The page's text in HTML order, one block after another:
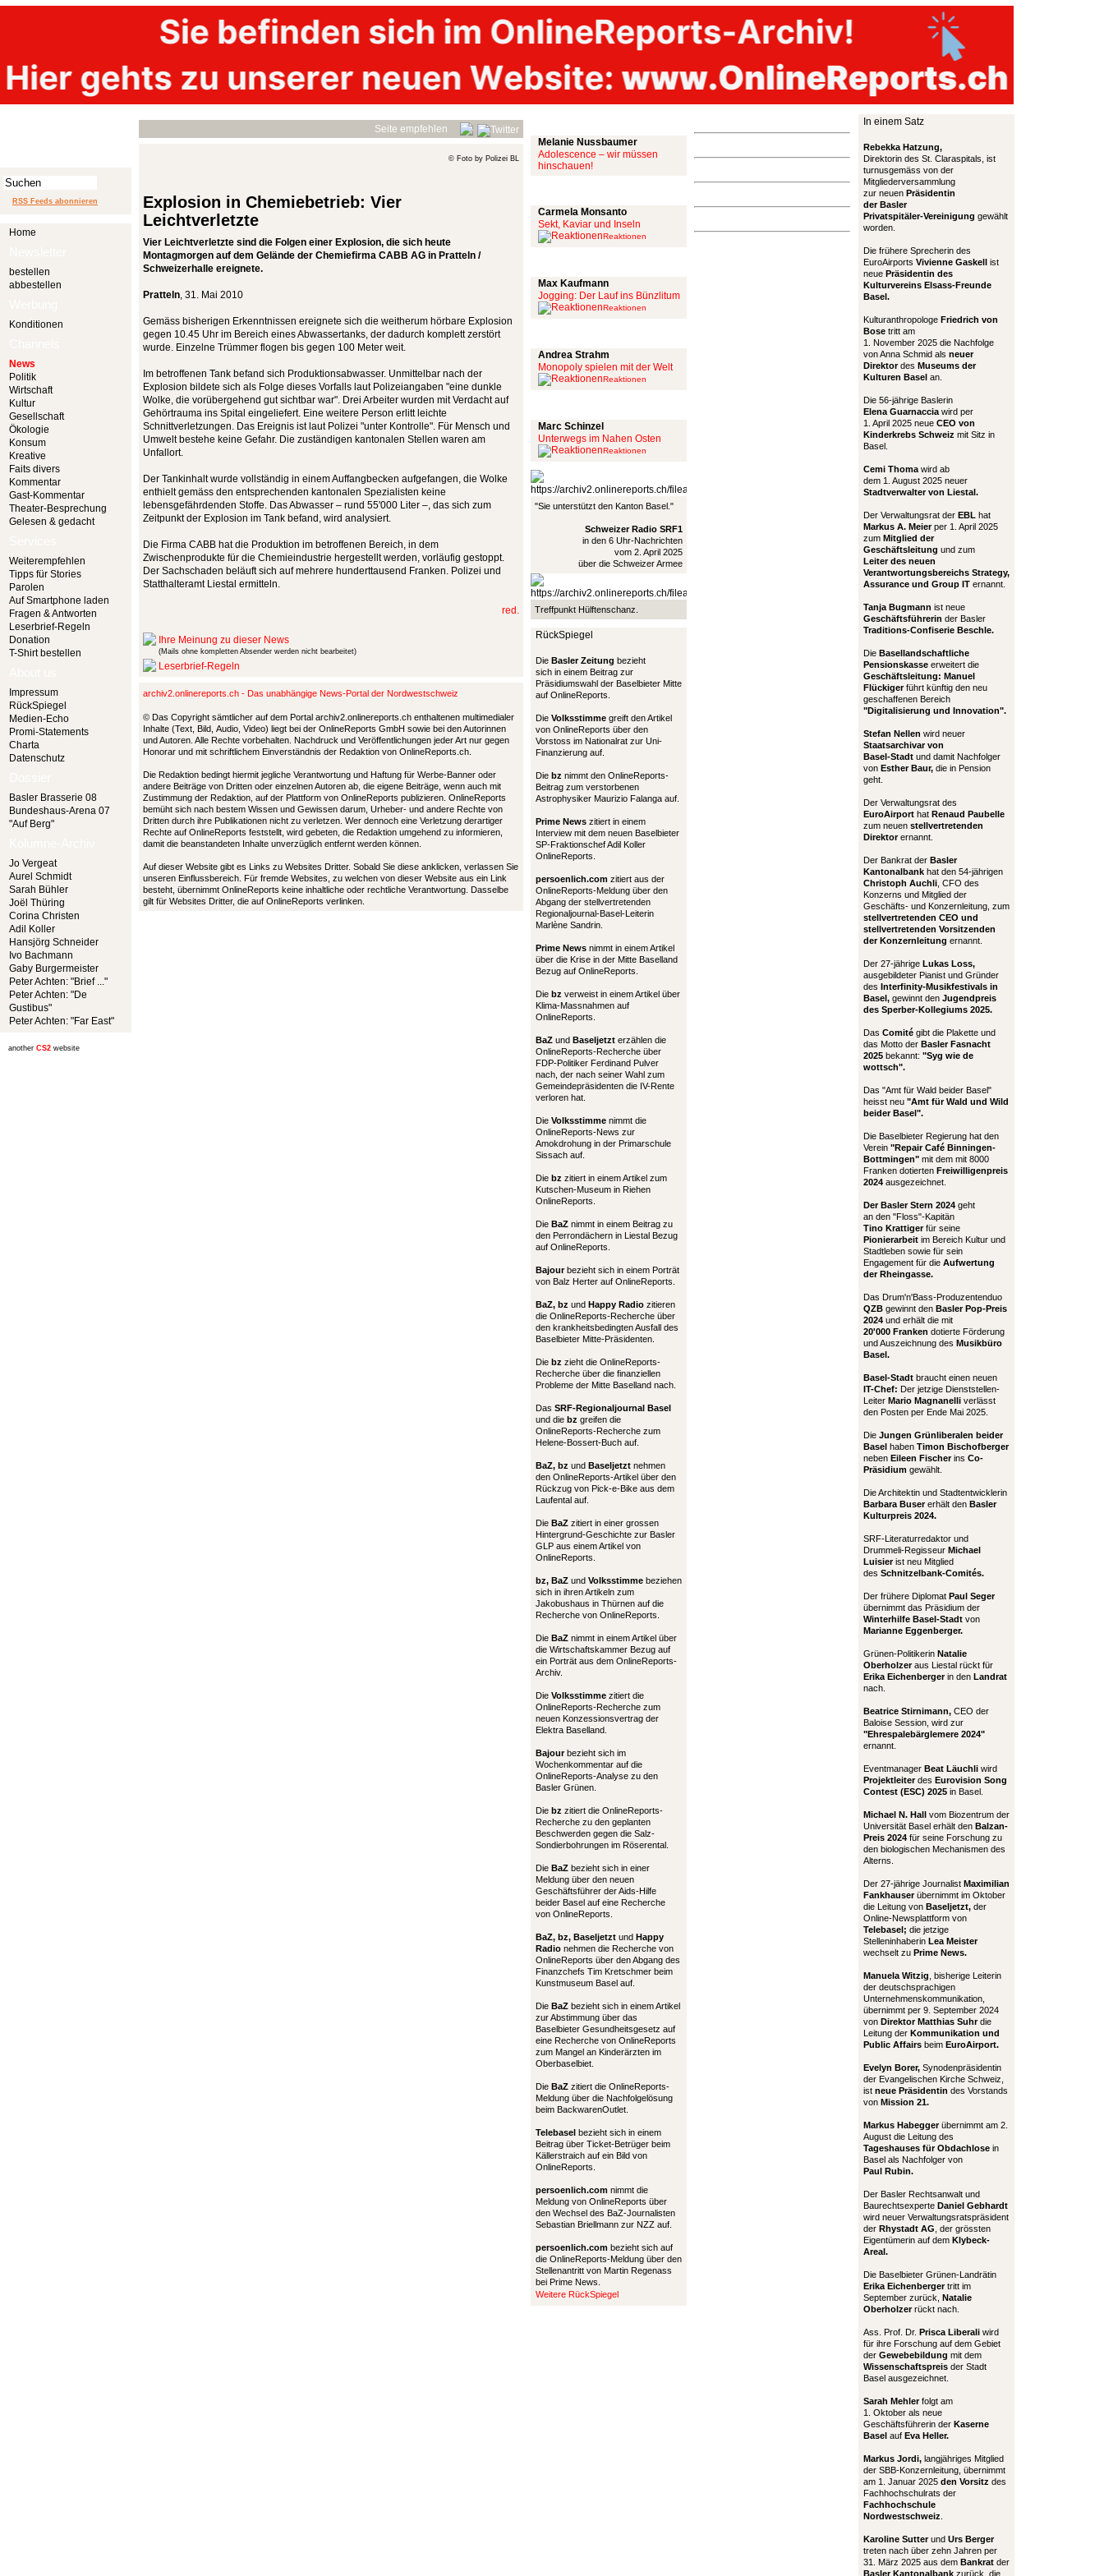
RSS Feeds abonnieren
Home
bestellen
abbestellen
Konditionen
News
Politik
Wirtschaft
Kultur
Gesellschaft
Ökologie
Konsum
Kreative
Faits divers
Kommentar
Gast-Kommentar
Theater-Besprechung
Gelesen & gedacht
Weiterempfehlen
Tipps für Stories
Parolen
Auf Smartphone laden
Fragen & Antworten
Leserbrief-Regeln
Donation
T-Shirt bestellen
Impressum
RückSpiegel
Medien-Echo
Promi-Statements
Charta
Datenschutz
Basler Brasserie 08
Bundeshaus-Arena 07
"Auf Berg"
Jo Vergeat
Aurel Schmidt
Sarah Bühler
Joël Thüring
Corina Christen
Adil Koller
Hansjörg Schneider
Ivo Bachmann
Gaby Burgermeister
Peter Achten: "Brief ..."
Peter Achten: "De
Gustibus"
Peter Achten: "Far East"
another CS2 website
Seite empfehlen
© Foto by Polizei BL
Explosion in Chemiebetrieb: Vier
Leichtverletzte
Vier Leichtverletzte sind die Folgen einer Explosion, die sich heute
Montagmorgen auf dem Gelände der Chemiefirma CABB AG in Pratteln /
Schweizerhalle ereignete.
Pratteln, 31. Mai 2010
Gemäss bisherigen Erkenntnissen ereignete sich die weitherum hörbare Explosion
gegen 10.45 Uhr im Bereich eines Abwassertanks, der dadurch komplett zerstört
wurde. Einzelne Trümmer flogen bis gegen 100 Meter weit.
Im betroffenen Tank befand sich Produktionsabwasser. Unmittelbar nach der
Explosion bildete sich als Folge dieses Vorfalls laut Polizeiangaben "eine dunkle
Wolke, die vorübergehend gut sichtbar war". Drei Arbeiter wurden mit Verdacht auf
Gehörtrauma ins Spital eingeliefert. Eine weitere Person erlitt leichte
Schnittverletzungen. Das Ereignis ist laut Polizei "unter Kontrolle". Für Mensch und
Umwelt bestehe keine Gefahr. Die zuständigen kantonalen Stellen waren am
Unfallort.
Der Tankinhalt wurde vollständig in einem Auffangbecken aufgefangen, die Wolke
enthielt gemäss den entsprechenden kantonalen Spezialisten keine
lebensgefährdenden Stoffe. Das Abwasser – rund 55'000 Liter –, das sich zum
Zeitpunkt der Explosion im Tank befand, wird analysiert.
Die Firma CABB hat die Produktion im betroffenen Bereich, in dem
Zwischenprodukte für die Chemieindustrie hergestellt werden, vorläufig gestoppt.
Der Sachschaden beläuft sich auf mehrere hunderttausend Franken. Polizei und
Statthalteramt Liestal ermitteln.
red.
Ihre Meinung zu dieser News
(Mails ohne kompletten Absender werden nicht bearbeitet)
Leserbrief-Regeln
archiv2.onlinereports.ch - Das unabhängige News-Portal der Nordwestschweiz
© Das Copyright sämtlicher auf dem Portal archiv2.onlinereports.ch enthaltenen multimedialer
Inhalte (Text, Bild, Audio, Video) liegt bei der OnlineReports GmbH sowie bei den Autorinnen
und Autoren. Alle Rechte vorbehalten. Nachdruck und Veröffentlichungen jeder Art nur gegen
Honorar und mit schriftlichem Einverständnis der Redaktion von OnlineReports.ch.
Die Redaktion bedingt hiermit jegliche Verantwortung und Haftung für Werbe-Banner oder
andere Beiträge von Dritten oder einzelnen Autoren ab, die eigene Beiträge, wenn auch mit
Zustimmung der Redaktion, auf der Plattform von OnlineReports publizieren. OnlineReports
bemüht sich nach bestem Wissen und Gewissen darum, Urheber- und andere Rechte von
Dritten durch ihre Publikationen nicht zu verletzen. Wer dennoch eine Verletzung derartiger
Rechte auf OnlineReports feststellt, wird gebeten, die Redaktion umgehend zu informieren,
damit die beanstandeten Inhalte unverzüglich entfernt werden können.
Auf dieser Website gibt es Links zu Websites Dritter. Sobald Sie diese anklicken, verlassen Sie
unseren Einflussbereich. Für fremde Websites, zu welchen von dieser Website aus ein Link
besteht, übernimmt OnlineReports keine inhaltliche oder rechtliche Verantwortung. Dasselbe
gilt für Websites Dritter, die auf OnlineReports verlinken.
Melanie Nussbaumer
Adolescence – wir müssen
hinschauen!
Carmela Monsanto
Sekt, Kaviar und Inseln
Reaktionen
Max Kaufmann
Jogging: Der Lauf ins Bünzlitum
Reaktionen
Andrea Strahm
Monopoly spielen mit der Welt
Reaktionen
Marc Schinzel
Unterwegs im Nahen Osten
Reaktionen
"Sie unterstützt den Kanton Basel."
Schweizer Radio SRF1
in den 6 Uhr-Nachrichten
vom 2. April 2025
über die Schweizer Armee
Treffpunkt Hülftenschanz.
RückSpiegel
Die Basler Zeitung bezieht
sich in einem Beitrag zur
Präsidiumswahl der Baselbieter Mitte
auf OnlineReports.
Die Volksstimme greift den Artikel
von OnlineReports über den
Vorstoss im Nationalrat zur Uni-
Finanzierung auf.
Die bz nimmt den OnlineReports-
Beitrag zum verstorbenen
Astrophysiker Maurizio Falanga auf.
Prime News zitiert in einem
Interview mit dem neuen Baselbieter
SP-Fraktionschef Adil Koller
OnlineReports.
persoenlich.com zitiert aus der
OnlineReports-Meldung über den
Abgang der stellvertretenden
Regionaljournal-Basel-Leiterin
Marlène Sandrin.
Prime News nimmt in einem Artikel
über die Krise in der Mitte Baselland
Bezug auf OnlineReports.
Die bz verweist in einem Artikel über
Klima-Massnahmen auf
OnlineReports.
BaZ und Baseljetzt erzählen die
OnlineReports-Recherche über
FDP-Politiker Ferdinand Pulver
nach, der nach seiner Wahl zum
Gemeindepräsidenten die IV-Rente
verloren hat.
Die Volksstimme nimmt die
OnlineReports-News zur
Amokdrohung in der Primarschule
Sissach auf.
Die bz zitiert in einem Artikel zum
Kutschen-Museum in Riehen
OnlineReports.
Die BaZ nimmt in einem Beitrag zu
den Perrondächern in Liestal Bezug
auf OnlineReports.
Bajourbezieht sich in einem Porträt
von Balz Herter auf OnlineReports.
BaZ, bz und Happy Radio zitieren
die OnlineReports-Recherche über
den krankheitsbedingten Ausfall des
Baselbieter Mitte-Präsidenten.
Die bz zieht die OnlineReports-
Recherche über die finanziellen
Probleme der Mitte Baselland nach.
Das SRF-Regionaljournal Basel
und die bz greifen die
OnlineReports-Recherche zum
Helene-Bossert-Buch auf.
BaZ, bz und Baseljetzt nehmen
den OnlineReports-Artikel über den
Rückzug von Pick-e-Bike aus dem
Laufental auf.
Die BaZ zitiert in einer grossen
Hintergrund-Geschichte zur Basler
GLP aus einem Artikel von
OnlineReports.
bz, BaZ und Volksstimme beziehen
sich in ihren Artikeln zum
Jakobushaus in Thürnen auf die
Recherche von OnlineReports.
Die BaZ nimmt in einem Artikel über
die Wirtschaftskammer Bezug auf
ein Porträt aus dem OnlineReports-
Archiv.
Die Volksstimme zitiert die
OnlineReports-Recherche zum
neuen Konzessionsvertrag der
Elektra Baselland.
Bajourbezieht sich im
Wochenkommentar auf die
OnlineReports-Analyse zu den
Basler Grünen.
Die bz zitiert die OnlineReports-
Recherche zu den geplanten
Beschwerden gegen die Salz-
Sondierbohrungen im Röserental.
Die BaZ bezieht sich in einer
Meldung über den neuen
Geschäftsführer der Aids-Hilfe
beider Basel auf eine Recherche
von OnlineReports.
BaZ, bz, Baseljetzt und Happy
Radio nehmen die Recherche von
OnlineReports über den Abgang des
Finanzchefs Tim Kretschmer beim
Kunstmuseum Basel auf.
Die BaZ bezieht sich in einem Artikel
zur Abstimmung über das
Baselbieter Gesundheitsgesetz auf
eine Recherche von OnlineReports
zum Mangel an Kinderärzten im
Oberbaselbiet.
Die BaZ zitiert die OnlineReports-
Meldung über die Nachfolgelösung
beim BackwarenOutlet.
Telebasel bezieht sich in einem
Beitrag über Ticket-Betrüger beim
Källerstraich auf ein Bild von
OnlineReports.
persoenlich.com nimmt die
Meldung von OnlineReports über
den Wechsel des BaZ-Journalisten
Sebastian Briellmann zur NZZ auf.
persoenlich.com bezieht sich auf
die OnlineReports-Meldung über den
Stellenantritt von Martin Regenass
bei Prime News.
Weitere RückSpiegel
In einem Satz
Rebekka Hatzung,
Direktorin des St. Claraspitals, ist
turnusgemäss von der
Mitgliederversammlung
zur neuen Präsidentin
der Basler
Privatspitäler-Vereinigung gewählt
worden.
Die frühere Sprecherin des
EuroAirports Vivienne Gaskell ist
neue Präsidentin des
Kulturvereins Elsass-Freunde
Basel.
Kulturanthropologe Friedrich von
Bose tritt am
1. November 2025 die Nachfolge
von Anna Schmid als neuer
Direktordes Museums der
Kulturen Basel an.
Die 56-jährige Baslerin
Elena Guarnaccia wird per
1. April 2025 neue CEO von
Kinderkrebs Schweiz mit Sitz in
Basel.
Cemi Thoma wird ab
dem 1. August 2025 neuer
Stadtverwalter von Liestal.
Der Verwaltungsrat der EBL hat
Markus A. Meierper 1. April 2025
zum Mitglied der
Geschäftsleitung und zum
Leiter des neuen
Verantwortungsbereichs Strategy,
Assurance und Group IT ernannt.
Tanja Bugmann ist neue
Geschäftsführerin der Basler
Traditions-Confiserie Beschle.
Die Basellandschaftliche
Pensionskasse erweitert die
Geschäftsleitung: Manuel
Flückigerführt künftig den neu
geschaffenen Bereich
"Digitalisierung und Innovation".
Stefan Nellen wird neuer
Staatsarchivar von
Basel-Stadt und damit Nachfolger
von Esther Baur, die in Pension
geht.
Der Verwaltungsrat des
EuroAirport hat Renaud Paubelle
zum neuen stellvertretenden
Direktorernannt.
Der Bankrat der Basler
Kantonalbank hat den 54-jährigen
Christoph Auchli , CFO des
Konzerns und Mitglied der
Geschäfts- und Konzernleitung, zum
stellvertretenden CEO und
stellvertretenden Vorsitzenden
der Konzernleitung ernannt.
Der 27-jährige Lukas Loss,
ausgebildeter Pianist und Gründer
des Interfinity-Musikfestivals in
Basel, gewinnt den Jugendpreis
des Sperber-Kollegiums 2025.
Das Comité gibt die Plakette und
das Motto der Basler Fasnacht
2025 bekannt: "Syg wie de
wottsch".
Das "Amt für Wald beider Basel"
heisst neu "Amt für Wald und Wild
beider Basel".
Die Baselbieter Regierung hat den
Verein "Repair Café Binningen-
Bottmingen" mit dem mit 8000
Franken dotierten Freiwilligenpreis
2024 ausgezeichnet.
Der Basler Stern 2024 geht
an den "Floss"-Kapitän
Tino Krattigerfür seine
Pionierarbeit im Bereich Kultur und
Stadtleben sowie für sein
Engagement für die Aufwertung
der Rheingasse.
Das Drum'n'Bass-Produzentenduo
QZB gewinnt den Basler Pop-Preis
2024 und erhält die mit
20'000 Franken dotierte Förderung
und Auszeichnung des Musikbüro
Basel.
Basel-Stadt braucht einen neuen
IT-Chef: Der jetzige Dienststellen-
Leiter Mario Magnanelli verlässt
den Posten per Ende Mai 2025.
Die Jungen Grünliberalen beider
Basel haben Timon Bischofberger
neben Eileen Fischerins Co-
Präsidium gewählt.
Die Architektin und Stadtentwicklerin
Barbara Busererhält den Basler
Kulturpreis 2024.
SRF-Literaturredaktor und
Drummeli-Regisseur Michael
Luisierist neu Mitglied
des Schnitzelbank-Comités.
Der frühere Diplomat Paul Seger
übernimmt das Präsidium der
Winterhilfe Basel-Stadt von
Marianne Eggenberger.
Grünen-Politikerin Natalie
Oberholzeraus Liestal rückt für
Erika Eichenbergerin den Landrat
nach.
Beatrice Stirnimann, CEO der
Baloise Session, wird zur
"Ehrespalebärglemere 2024"
ernannt.
Eventmanager Beat Läuchli wird
Projektleiterdes Eurovision Song
Contest (ESC) 2025 in Basel.
Michael N. Hall vom Biozentrum der
Universität Basel erhält den Balzan-
Preis 2024 für seine Forschung zu
den biologischen Mechanismen des
Alterns.
Der 27-jährige Journalist Maximilian
Fankhauserübernimmt im Oktober
die Leitung von Baseljetzt, der
Online-Newsplattform von
Telebasel; die jetzige
Stelleninhaberin Lea Meister
wechselt zu Prime News.
Manuela Witzig , bisherige Leiterin
der deutschsprachigen
Unternehmenskommunikation,
übernimmt per 9. September 2024
von Direktor Matthias Suhrdie
Leitung der Kommunikation und
Public Affairs beim EuroAirport.
Evelyn Borer, Synodenpräsidentin
der Evangelischen Kirche Schweiz,
ist neue Präsidentin des Vorstands
von Mission 21.
Markus Habeggerübernimmt am 2.
August die Leitung des
Tageshauses für Obdachlose in
Basel als Nachfolger von
Paul Rubin.
Der Basler Rechtsanwalt und
Baurechtsexperte Daniel Gebhardt
wird neuer Verwaltungsratspräsident
der Rhystadt AG , der grössten
Eigentümerin auf dem Klybeck-
Areal.
Die Baselbieter Grünen-Landrätin
Erika Eichenbergertritt im
September zurück, Natalie
Oberholzerrückt nach.
Ass. Prof. Dr. Prisca Liberali wird
für ihre Forschung auf dem Gebiet
der Gewebebildung mit dem
Wissenschaftspreis der Stadt
Basel ausgezeichnet.
Sarah Mehlerfolgt am
1. Oktober als neue
Geschäftsführerin der Kaserne
Basel auf Eva Heller.
Markus Jordi, langjähriges Mitglied
der SBB-Konzernleitung, übernimmt
am 1. Januar 2025 den Vorsitz des
Fachhochschulrats der
Fachhochschule
Nordwestschweiz
Karoline Sutterund Urs Berger
treten nach über zehn Jahren per
31. März 2025 aus dem Bankrat der
Basler Kantonalbank zurück, die